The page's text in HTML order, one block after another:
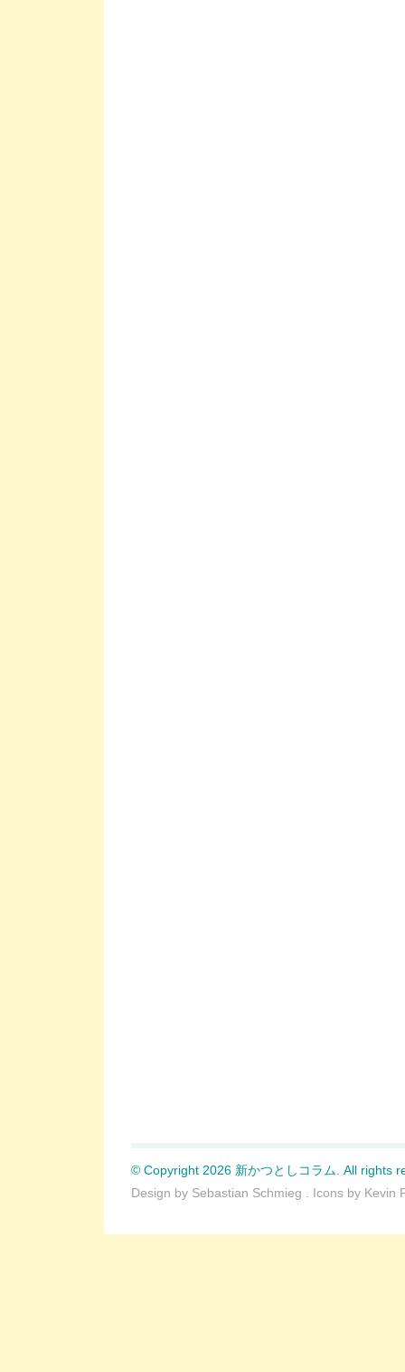
© Copyright 2026 新かつとしコラム. All rights
Design by Sebastian Schmieg . Icons by Kevin